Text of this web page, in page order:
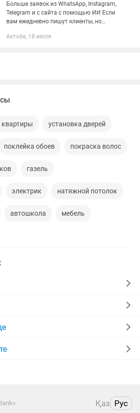
Больше заявок из WhatsApp, Instagram,
Telegram и с сайта с помощью ИИ Если
вам ежедневно пишут клиенты, но
прибыль. Мы внедряем AI-ассистента
Актобе, 18 июля
квартиры установка дверей
поклейка обоев покраска волос
газель
электрик натяжной потолок
автошкола мебель
газель
мебели
Қаз Рус